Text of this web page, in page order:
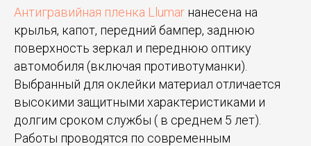
Антигравийная пленка Llumar нанесена на
крылья, капот, передний бампер, заднюю
поверхность зеркал и переднюю оптику
автомобиля (включая противотуманки).
Выбранный для оклейки материал отличается
высокими защитными характеристиками и
долгим сроком службы ( в среднем 5 лет).
Работы проводятся по современным